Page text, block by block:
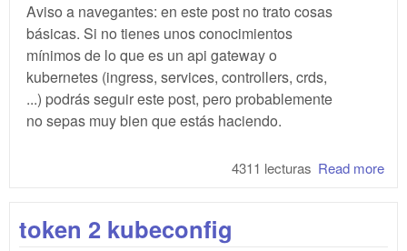
Aviso a navegantes: en este post no trato cosas
básicas. Si no tienes unos conocimientos
mínimos de lo que es un api gateway o
kubernetes (ingress, services, controllers, crds,
...) podrás seguir este post, pero probablemente
no sepas muy bien que estás haciendo.
Read more
4311 lecturas
token 2 kubeconfig